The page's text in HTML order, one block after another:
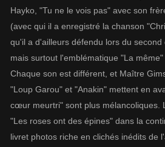
Hayko, "Tu ne le vois pas" avec son
(avec qui il a enregistré la chanson
qu'il a d'ailleurs défendu lors du
mais surtout l'emblématique "La
Chaque son est différent, et Maître
"Loup Garou" et "Anakin" mettent en
cœur meurtri" sont plus mélancoliques.
"Les roses ont des épines" dans la
livret photos riche en clichés inédits de